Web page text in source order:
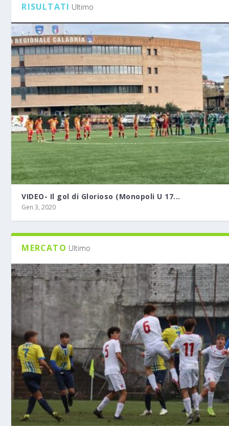
RISULTATI Ultimo
VIDEO- Il gol di Glorioso (Monopoli U 17...
Gen 3, 2020
MERCATO Ultimo